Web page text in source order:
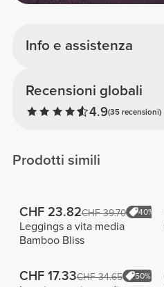
Info e assistenza
Recensioni globali
4.9(35 recensioni)
Prodotti simili
CHF 23.82CHF 39.70 40%
Leggings a vita media
Bamboo Bliss
CHF 17.33CHF 34.65 50%